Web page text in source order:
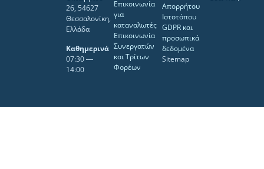
26, 54627
Θεσσαλονίκη,
Ελλάδα
Καθημερινά
07:30 ―
14:00
Επικοινωνία
για
καταναλωτές
Επικοινωνία
Συνεργατών
και Τρίτων
Φορέων
Απορρήτου
Ιστοτόπου
GDPR και
προσωπικά
δεδομένα
Sitemap